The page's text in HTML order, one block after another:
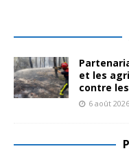
et les
contre
6 août 2026